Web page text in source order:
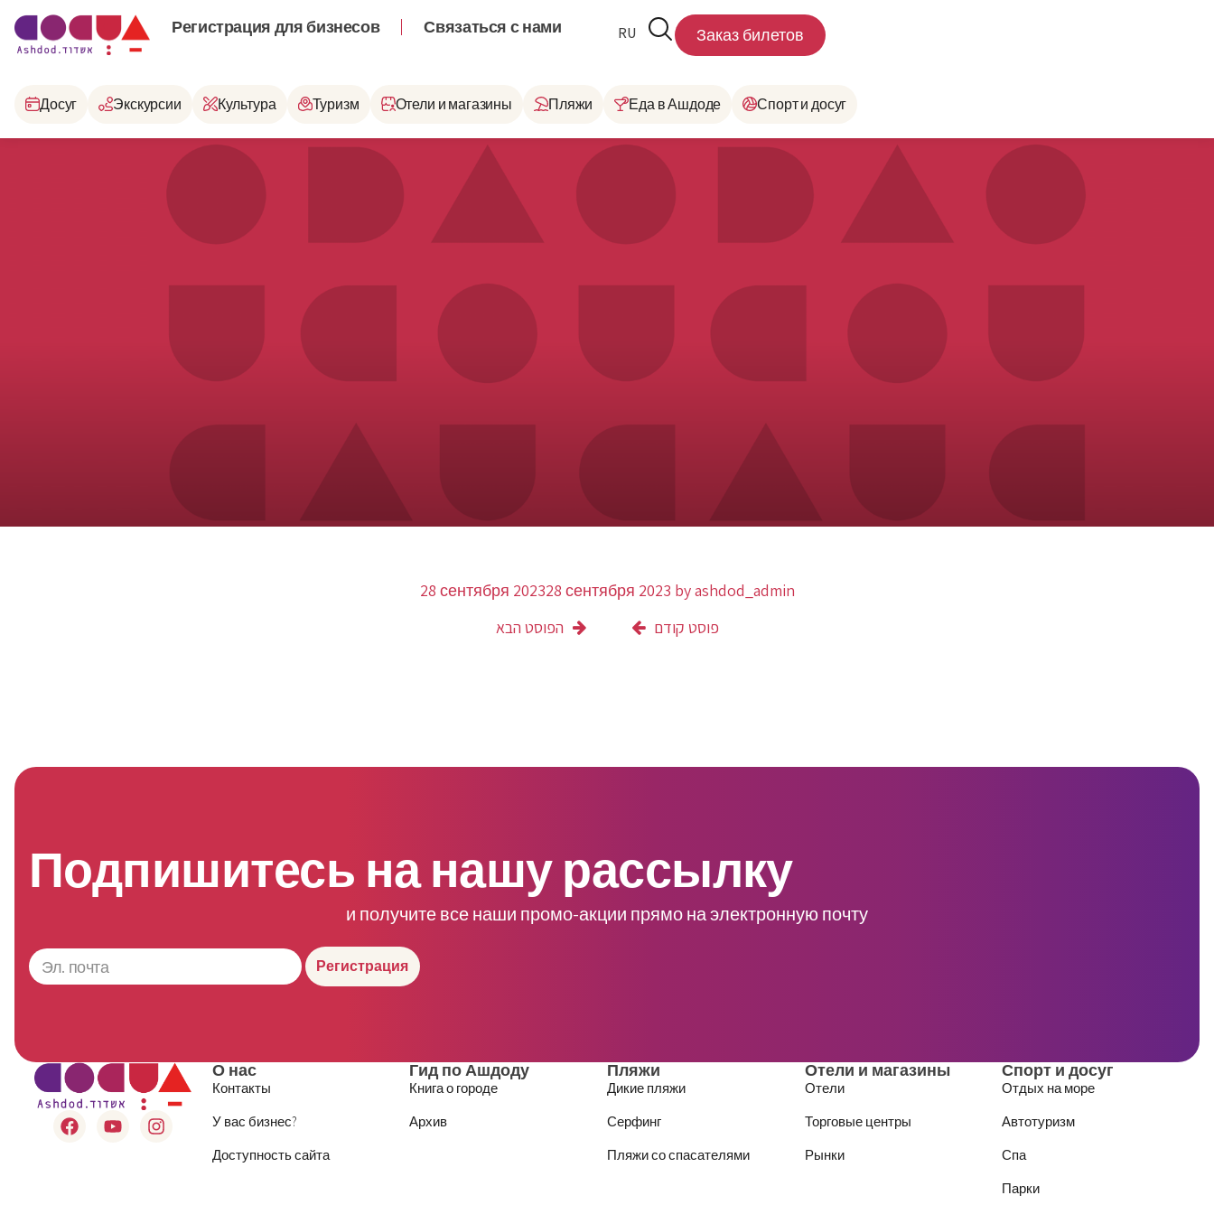
Регистрация для бизнесов Связаться с нами RU
HE
Заказ билетов
Досуг Экскурсии Культура Туризм Отели и магазины Пляжи Еда в Ашдоде Спорт и досуг
28 сентября 202328 сентября 2023 byashdod_admin
פוסט קודם
הפוסט הבא
Подпишитесь на нашу рассылку
и получите все наши промо-акции прямо на электронную почту
Регистрация
О нас
Контакты
У вас бизнес?
Доступность сайта
Гид по Ашдоду
Книга о городе
Архив
Пляжи
Дикие пляжи
Серфинг
Пляжи со спасателями
Отели и магазины
Отели
Торговые центры
Рынки
Спорт и досуг
Отдых на море
Автотуризм
Спа
Парки